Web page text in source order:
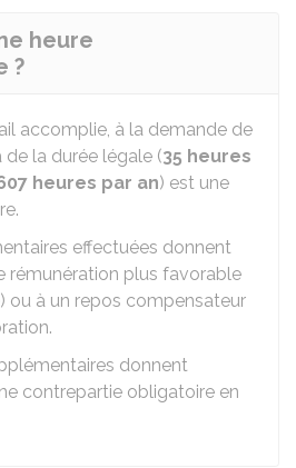
heure
?
accomplie, à la demande de
la durée légale (35 heures
heures par an) est une
effectuées donnent
rémunération plus favorable
ou à un repos compensateur
donnent
contrepartie obligatoire en